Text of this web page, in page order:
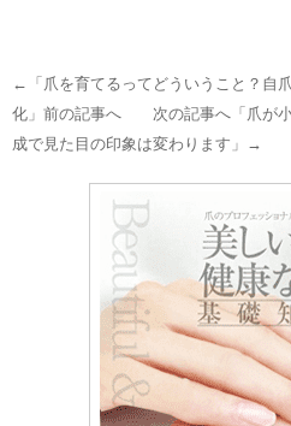
←「 爪を育てるってどういうこと？自
化 」前の記事へ 次の記事へ「 爪が
成で見た目の印象は変わります 」→